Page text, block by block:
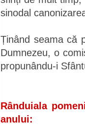
sinodal
Ținând seama că
Dumnezeu, o
propunându-i
Rânduiala
anului: